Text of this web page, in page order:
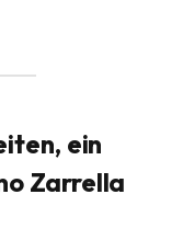
ein
Zarrella